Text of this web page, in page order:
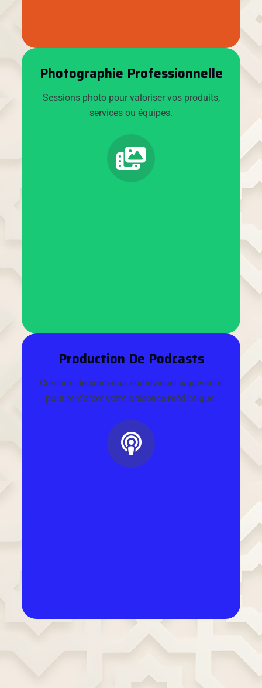
Photographie Professionnelle
Sessions photo pour valoriser vos produits,
services ou équipes.
Production De Podcasts
Création de contenus audiovisuel captivants
pour renforcer votre présence médiatique.